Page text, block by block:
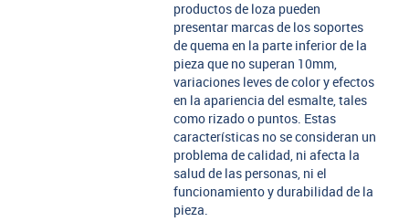
productos de loza pueden
presentar marcas de los soportes
de quema en la parte inferior de la
pieza que no superan 10mm,
variaciones leves de color y efectos
en la apariencia del esmalte, tales
como rizado o puntos. Estas
características no se consideran un
problema de calidad, ni afecta la
salud de las personas, ni el
funcionamiento y durabilidad de la
pieza.